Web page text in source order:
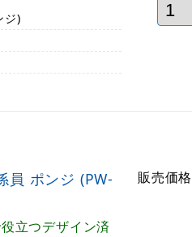
ジ)
員 ポンジ (PW-
立つデザイン済
販売価格